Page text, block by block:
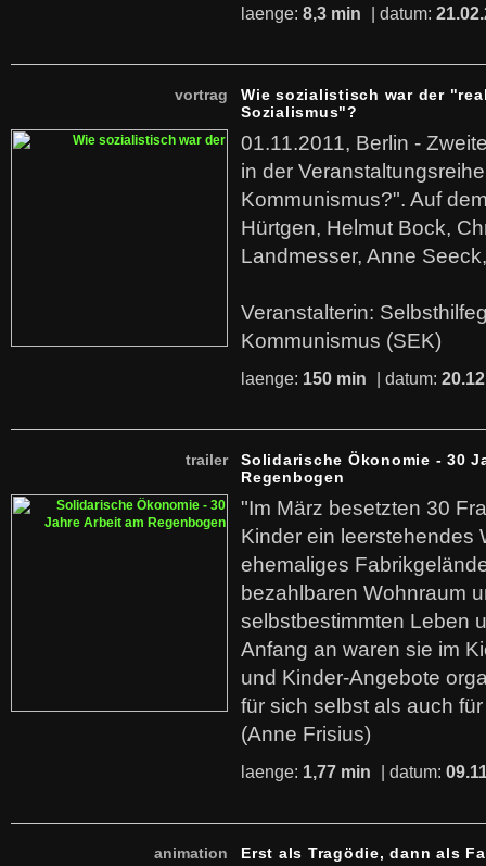
laenge: 8,3 min | datum:
vortrag
Wie sozialistisch war der
Sozialismus"?
01.11.2011, Berlin -
in der
Kommunismus?". Auf
Hürtgen, Helmut Bock,
Landmesser, Anne
Veranstalterin:
Kommunismus (SEK)
laenge: 150 min | datum:
trailer
Solidarische Ökonomie - 30
Regenbogen
"Im März besetzten 30
Kinder ein leerstehendes
ehemaliges
bezahlbaren Wohnraum
selbstbestimmten Leben
Anfang an waren sie im
und Kinder-Angebote
für sich selbst als auch
(Anne Frisius)
laenge: 1,77 min | datum:
animation Erst als Tragödie, dann als